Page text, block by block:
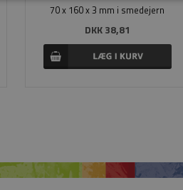
70 x 160 x 3 mm i smedejern
DKK 38,81